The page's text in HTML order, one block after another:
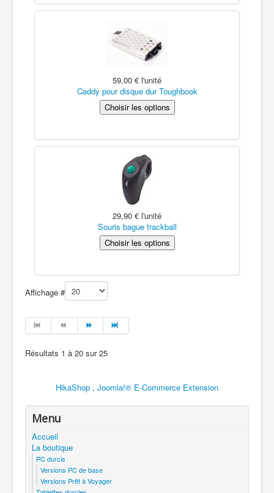
59,00 € l'unité
Caddy pour disque dur Toughbook
29,90 € l'unité
Souris bague trackball
Affichage #
Résultats 1 à 20 sur 25
HikaShop , Joomla!® E-Commerce Extension
Menu
Accueil
La boutique
PC durcis
Versions PC de base
Versions Prêt à Voyager